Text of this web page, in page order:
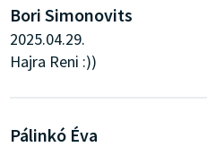
Bori Simonovits
2025.04.29.
Hajra Reni :))
Pálinkó Éva